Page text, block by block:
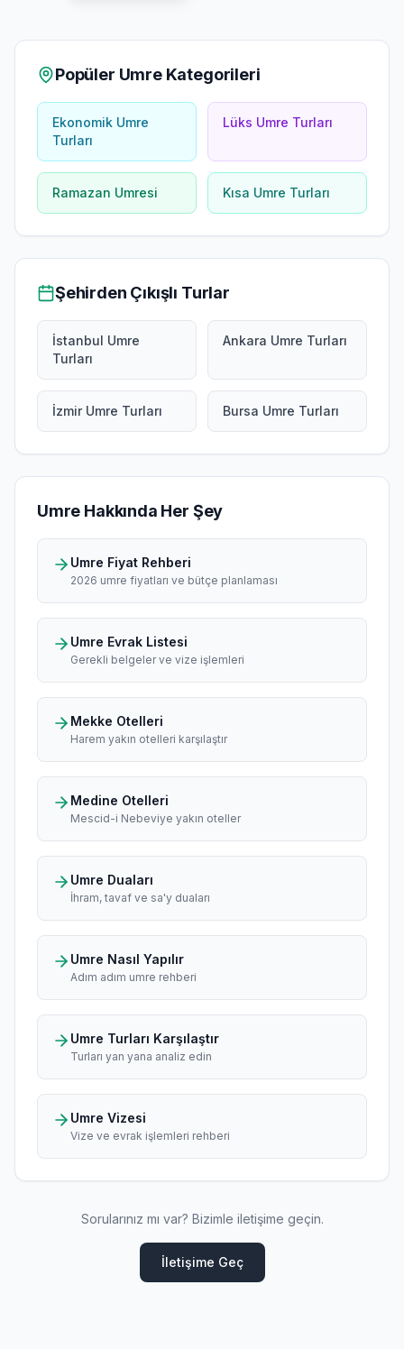
Popüler Umre Kategorileri
Ekonomik Umre
Turları
Lüks Umre Turları
Ramazan Umresi Kısa Umre Turları
Şehirden Çıkışlı Turlar
İstanbul Umre
Turları
Ankara Umre Turları
İzmir Umre Turları Bursa Umre Turları
Umre Hakkında Her Şey
Umre Fiyat Rehberi
2026 umre fiyatları ve bütçe planlaması
Umre Evrak Listesi
Gerekli belgeler ve vize işlemleri
Mekke Otelleri
Harem yakın otelleri karşılaştır
Medine Otelleri
Mescid-i Nebeviye yakın oteller
Umre Duaları
İhram, tavaf ve sa'y duaları
Umre Nasıl Yapılır
Adım adım umre rehberi
Umre Turları Karşılaştır
Turları yan yana analiz edin
Umre Vizesi
Vize ve evrak işlemleri rehberi
Sorularınız mı var? Bizimle iletişime geçin.
İletişime Geç